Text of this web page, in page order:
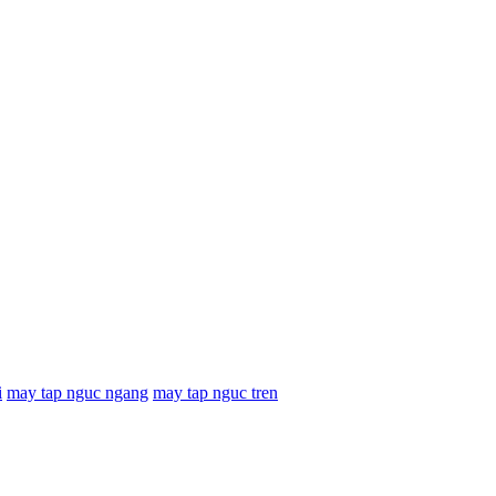
may tap nguc ngang may tap nguc tren